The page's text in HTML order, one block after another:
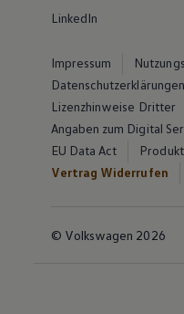
LinkedIn
Impressum
Datenschutzerklärungen
Lizenzhinweise Dritter
Angaben zum Digital
EU Data Act
Vertrag Widerrufen
© Volkswagen 2026